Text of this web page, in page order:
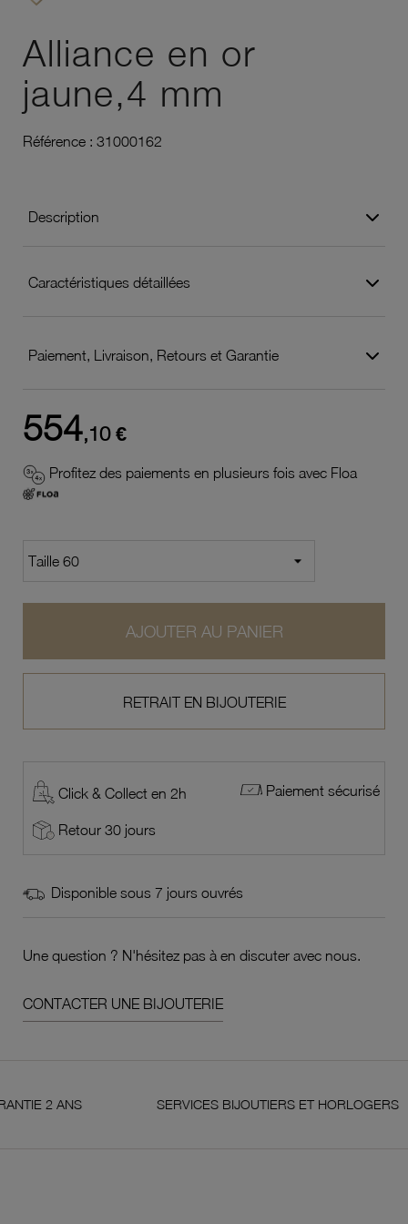
Alliance en or
jaune,4 mm
Référence : 31000162
Description
Caractéristiques détaillées
Paiement, Livraison, Retours et Garantie
554,10 €
Profitez des paiements en plusieurs fois avec Floa
AJOUTER AU PANIER
RETRAIT EN BIJOUTERIE
Click & Collect en 2h Paiement sécurisé
Retour 30 jours
Disponible sous 7 jours ouvrés
Une question ? N'hésitez pas à en discuter avec nous.
CONTACTER UNE BIJOUTERIE
2 ANS SERVICES BIJOUTIERS ET HORLOGERS